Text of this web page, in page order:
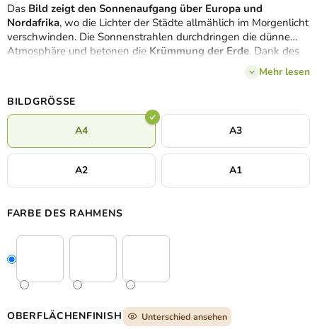
Das Bild zeigt den Sonnenaufgang über Europa und
Nordafrika, wo die Lichter der Städte allmählich im Morgenlicht
verschwinden. Die Sonnenstrahlen durchdringen die dünne
Atmosphäre und betonen die Krümmung der Erde. Dank des
UV-Drucks kommen die sanften Lichtübergänge besonders gut
zur Geltung und das Bild passt gut in ein modernes Interieur
oder Arbeitszimmer, wo es eine ruhige und inspirierende
Wirkung entfaltet.
Mehr lesen
BILDGRÖSSE
A4 A3
A2 A1
FARBE DES RAHMENS
OBERFLÄCHENFINISH Unterschied ansehen